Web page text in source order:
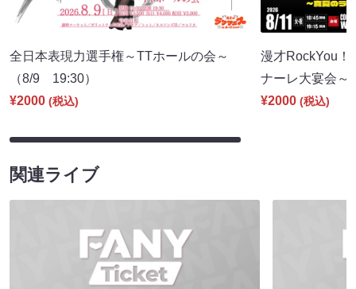
全日本表現力選手権～TTホールの会～
（8/9 19:30）
¥2000 (税込)
漫才RockYou！
ナーレ大宴会
¥2000 (税込)
関連ライブ